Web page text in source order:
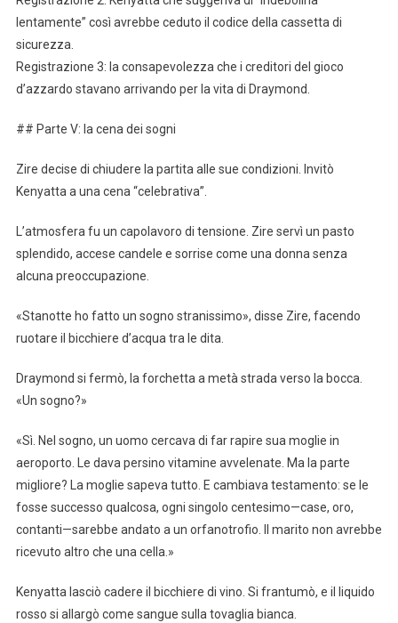
lentamente” così avrebbe ceduto il codice della cassetta di
sicurezza.
Registrazione 3: la consapevolezza che i creditori del gioco
d’azzardo stavano arrivando per la vita di Draymond.
## Parte V: la cena dei sogni
Zire decise di chiudere la partita alle sue condizioni. Invitò
Kenyatta a una cena “celebrativa”.
L’atmosfera fu un capolavoro di tensione. Zire servì un pasto
splendido, accese candele e sorrise come una donna senza
alcuna preoccupazione.
«Stanotte ho fatto un sogno stranissimo», disse Zire, facendo
ruotare il bicchiere d’acqua tra le dita.
Draymond si fermò, la forchetta a metà strada verso la bocca.
«Un sogno?»
«Sì. Nel sogno, un uomo cercava di far rapire sua moglie in
aeroporto. Le dava persino vitamine avvelenate. Ma la parte
migliore? La moglie sapeva tutto. E cambiava testamento: se le
fosse successo qualcosa, ogni singolo centesimo—case, oro,
contanti—sarebbe andato a un orfanotrofio. Il marito non avrebbe
ricevuto altro che una cella.»
Kenyatta lasciò cadere il bicchiere di vino. Si frantumò, e il liquido
rosso si allargò come sangue sulla tovaglia bianca.